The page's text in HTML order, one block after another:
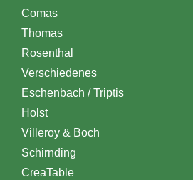
Comas
Thomas
Rosenthal
Verschiedenes
Eschenbach / Triptis
Holst
Villeroy & Boch
Schirnding
CreaTable